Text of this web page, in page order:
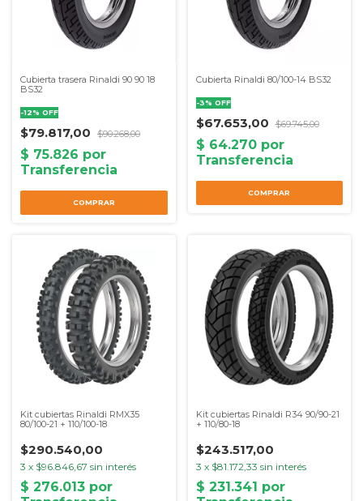
Cubierta trasera Rinaldi 90 90 18
BS32
-12% OFF
$79.817,00 $90.268,00
COMPRAR
Cubierta Rinaldi 80/100-14 BS32
-3% OFF
$67.653,00 $69.745,00
COMPRAR
Kit cubiertas Rinaldi RMX35
80/100-21 + 110/100-18
$290.540,00
3 x $96.846,67 sin interés
Kit cubiertas Rinaldi R34 90/90-21
+ 110/80-18
$243.517,00
3 x $81.172,33 sin interés